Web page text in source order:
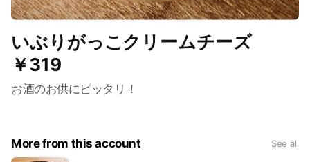
いぶりがっこクリームチーズ
￥319
お酒のお供にピッタリ！
More from this account See all